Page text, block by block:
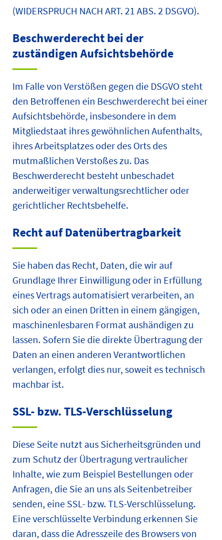
(WIDERSPRUCH NACH ART. 21 ABS. 2 DSGVO).
Beschwerde­recht bei der
zuständigen Aufsichts­behörde
Im Falle von Verstößen gegen die DSGVO steht
den Betroffenen ein Beschwerderecht bei einer
Aufsichtsbehörde, insbesondere in dem
Mitgliedstaat ihres gewöhnlichen Aufenthalts,
ihres Arbeitsplatzes oder des Orts des
mutmaßlichen Verstoßes zu. Das
Beschwerderecht besteht unbeschadet
anderweitiger verwaltungsrechtlicher oder
gerichtlicher Rechtsbehelfe.
Recht auf Daten­übertrag­barkeit
Sie haben das Recht, Daten, die wir auf
Grundlage Ihrer Einwilligung oder in Erfüllung
eines Vertrags automatisiert verarbeiten, an
sich oder an einen Dritten in einem gängigen,
maschinenlesbaren Format aushändigen zu
lassen. Sofern Sie die direkte Übertragung der
Daten an einen anderen Verantwortlichen
verlangen, erfolgt dies nur, soweit es technisch
machbar ist.
SSL- bzw. TLS-Verschlüsselung
Diese Seite nutzt aus Sicherheitsgründen und
zum Schutz der Übertragung vertraulicher
Inhalte, wie zum Beispiel Bestellungen oder
Anfragen, die Sie an uns als Seitenbetreiber
senden, eine SSL- bzw. TLS-Verschlüsselung.
Eine verschlüsselte Verbindung erkennen Sie
daran, dass die Adresszeile des Browsers von